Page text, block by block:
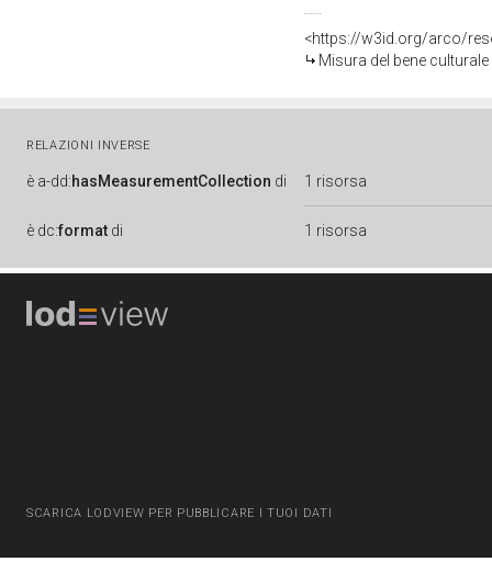
<https://w3id.org/arco/
Misura del bene
RELAZIONI INVERSE
è a-dd:hasMeasurementCollection di 1 risorsa
è dc:format di 1 risorsa
SCARICA LODVIEW PER PUBBLICARE I TUOI DATI